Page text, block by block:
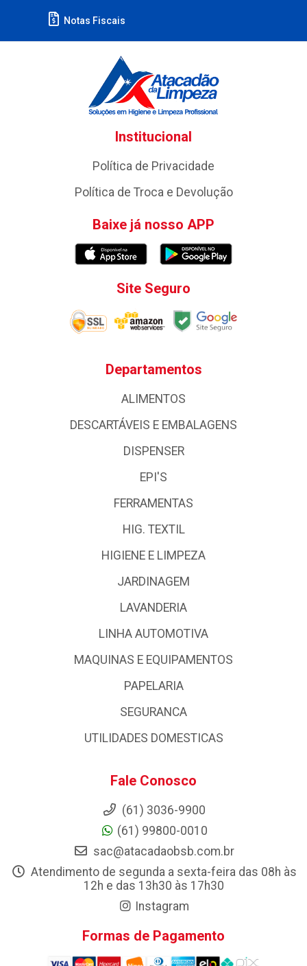
Notas Fiscais
Institucional
Política de Privacidade
Política de Troca e Devolução
Baixe já nosso APP
Site Seguro
Departamentos
ALIMENTOS
DESCARTÁVEIS E EMBALAGENS
DISPENSER
EPI'S
FERRAMENTAS
HIG. TEXTIL
HIGIENE E LIMPEZA
JARDINAGEM
LAVANDERIA
LINHA AUTOMOTIVA
MAQUINAS E EQUIPAMENTOS
PAPELARIA
SEGURANCA
UTILIDADES DOMESTICAS
Fale Conosco
(61) 3036-9900
(61) 99800-0010
sac@atacadaobsb.com.br
Atendimento de segunda a sexta-feira das 08h às
12h e das 13h30 às 17h30
Instagram
Formas de Pagamento